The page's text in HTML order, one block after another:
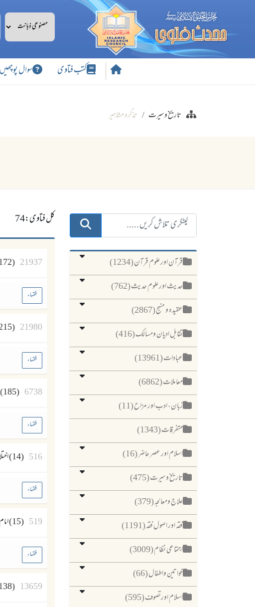
کتب فتاوی سوال پوچھیں
تاریخ وسیرت تذکرہ مشاہیر
قرآن اور علوم قرآن (1234)
حدیث اور علوم حدیث (762)
عقیدہ و منہج (2867)
تقابل ادیان ومسالک (416)
عبادات (13961)
معاملات (6862)
زبان، ادب اور مزاح (11)
متفرقات (1343)
اسلام اور عصر حاضر (16)
تاریخ وسیرت (475)
علاج ومعالجہ (379)
فقہ اور اصول فقہ (1191)
اجتماعی نظام (3009)
خواتین واطفال (66)
اسلام اورتصوف (595)
کل فتاوی:74
21937 (172) ’’ کتاب الروح‘‘ کی نسبت ابن قیم کی طرف
فقہاء
21980 (215) امام طبرانی کا قول
فقہاء
6738 (185) شیخ عبد القاد ر جیلانی رحمۃ اللہ علیہ کا مذہب ابتداء میں حنبلی تھا؟
فقہاء
516 (14) اختلاف ِ أئمۂ أربعہ و اختلافِ صحابہ رضی اللہ عنہم
فقہاء
519 (15) امام ابوحنیفہ اور ان کے شاگردوں میں اختلاف کے وقت ترجیح
فقہاء
13659 (138) امام ابوحنیفہ فارسی نہیں تھے